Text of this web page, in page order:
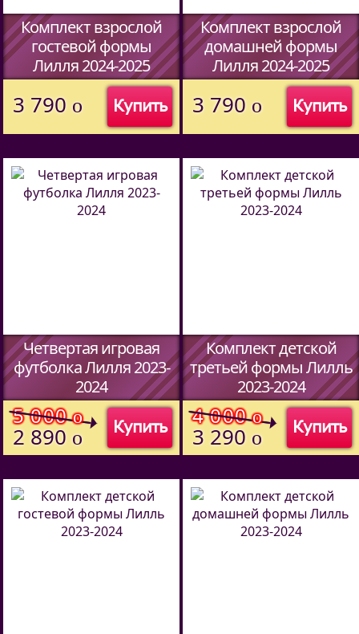
Комплект взрослой
гостевой формы
Лилля 2024-2025
Купить
3 790 o
Комплект взрослой
домашней формы
Лилля 2024-2025
Купить
3 790 o
Четвертая игровая
футболка Лилля 2023-
2024
(Код:51457094
Купить
5 000o
2 890 o
Комплект детской
третьей формы Лилль
2023-2024
(Код:51487094
Купить
4 000o
3 290 o